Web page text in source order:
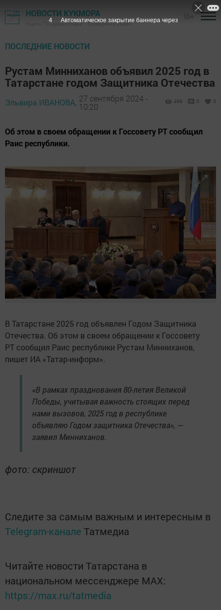
НОВОСТИ КУКМОРА
Газета "Трудовая слава" - Кукморский район
ПОСЛЕДНИЕ НОВОСТИ
Рустам Минниханов объявил 2025 год в
Татарстане годом Защитника Отечества
Эльвира ИВАНОВА, 27 сентября 2024 -
10:20
499 0 0
Об этом в своем обращении к Госсовету РТ сообщил
Раис республики.
В Татарстане 2025 год объявлен Годом Защитника
Отечества. Об этом в своем обращении к Госсовету
РТ сообщил Раис республики Рустам Минниханов,
пишет ИА «Татар-информ».
«В рамках празднования 80-летия Великой
Победы, учитывая важность стоящих перед
нами вызовов, 2025 год в республике
объявляю Годом защитника Отечества», —
заявил Минниханов.
фото: скриншот
Следите за самым важным и интересным в
Telegram-канале Татмедиа
Читайте новости Татарстана в
национальном мессенджере MАХ:
https://max.ru/tatmedia
2 Автоматическое закрытие баннера через